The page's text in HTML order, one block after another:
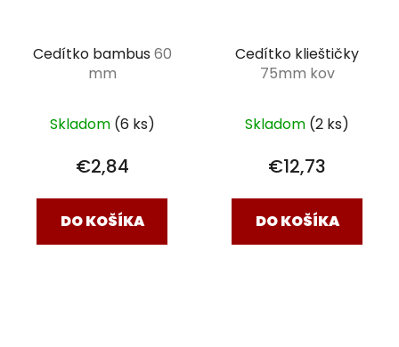
Cedítko bambus 60
mm
Skladom (6 ks)
€2,84
DO KOŠÍKA
Cedítko klieštičky
75mm kov
Skladom (2 ks)
€12,73
DO KOŠÍKA